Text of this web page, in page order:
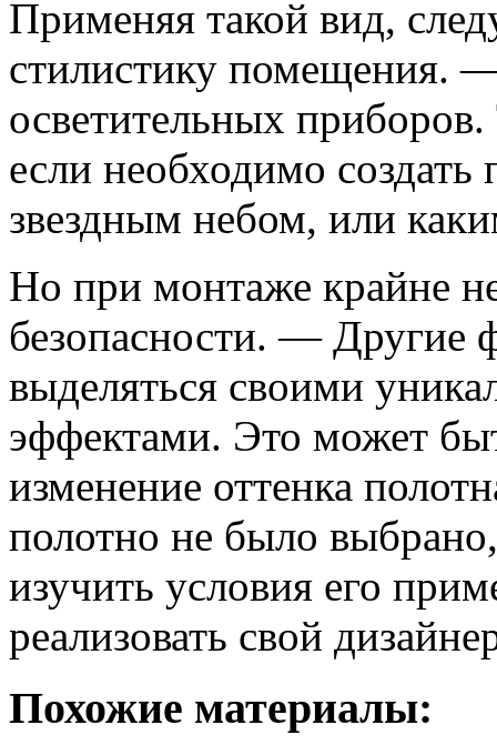
Применяя такой вид,
стилистику помещения.
осветительных
если необходимо создать
звездным небом, или
Но при монтаже крайне
безопасности. — Другие
выделяться своими
эффектами. Это может
изменение оттенка
полотно не было
изучить условия его
реализовать свой
Похожие материалы: